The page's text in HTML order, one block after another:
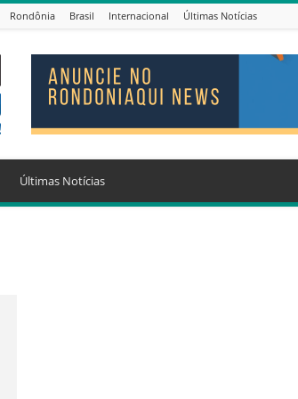
Rondônia Brasil Internacional Últimas Notícias
Últimas Notícias